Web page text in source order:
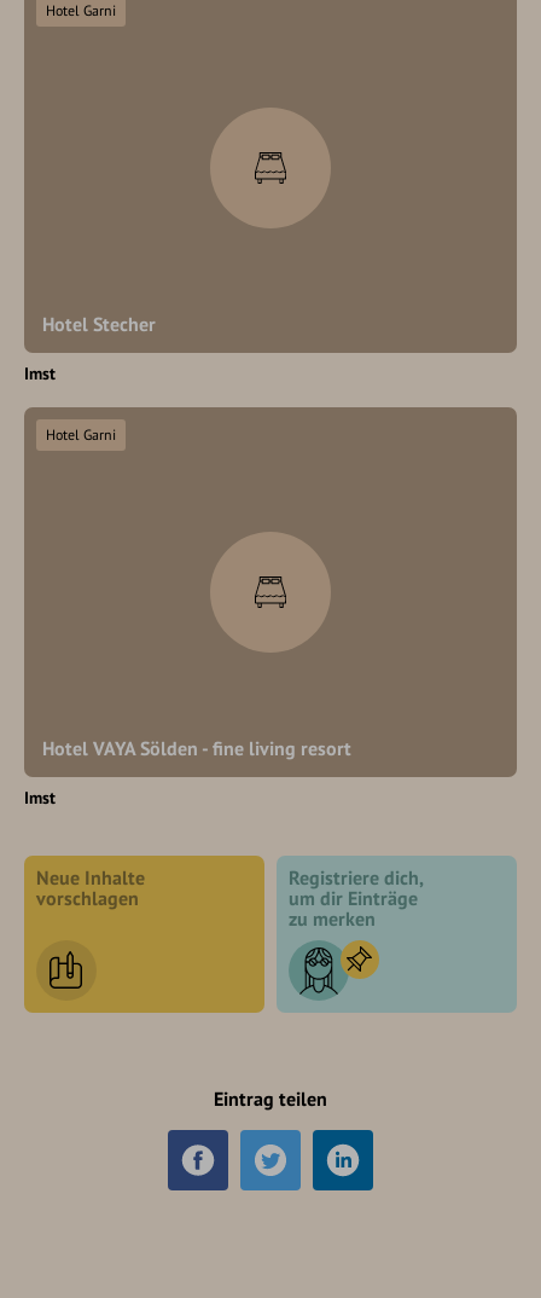
Hotel Stecher
Hotel Garni
Imst
Hotel VAYA Sölden - fine living resort
Hotel Garni
Imst
Neue Inhalte
vorschlagen
Registriere dich,
um dir Einträge
zu merken
Eintrag teilen